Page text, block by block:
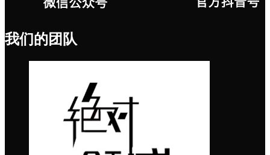
我们的团队